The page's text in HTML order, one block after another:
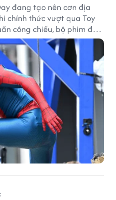
đang tạo nên cơn địa
chính thức vượt qua Toy
công chiếu, bộ phim đã
trở thành tác phẩm ăn